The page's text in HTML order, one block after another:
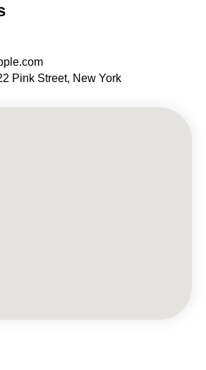
Pink Street, New York